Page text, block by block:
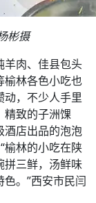
彬摄
羊肉、佳县包头
榆林各色小吃也
动，不少人手里
精致的子洲馃
酒店出品的泡泡
林的小吃在陕
拼三鲜，汤鲜味
。”西安市民闫